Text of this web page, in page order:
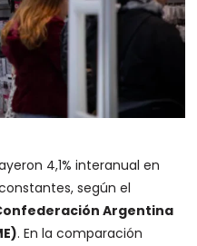
4,1% interanual en
según el
Argentina
. En la comparación